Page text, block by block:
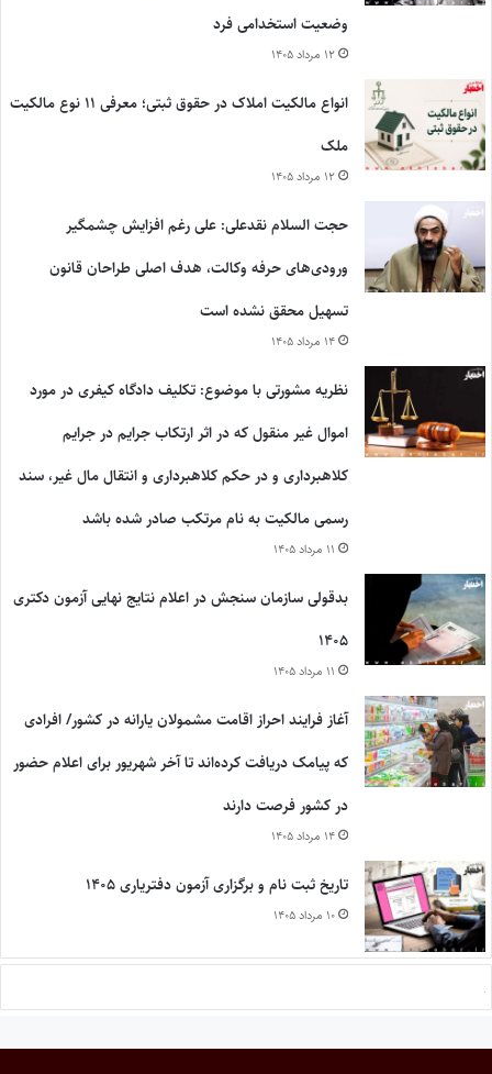
وضعیت استخدامی فرد
۱۲ مرداد ۱۴۰۵
انواع مالکیت املاک در حقوق ثبتی؛ معرفی ۱۱ نوع مالکیت
ملک
۱۲ مرداد ۱۴۰۵
حجت السلام نقدعلی: علی رغم افزایش چشمگیر
ورودی‌های حرفه وکالت، هدف اصلی طراحان قانون
تسهیل محقق نشده است
۱۴ مرداد ۱۴۰۵
نظریه مشورتی با موضوع: تکلیف دادگاه کیفری در مورد
اموال غیر منقول که در اثر ارتکاب جرایم در جرایم
کلاهبرداری و در حکم کلاهبرداری و انتقال مال غیر، سند
رسمی مالکیت به نام مرتکب صادر شده باشد
۱۱ مرداد ۱۴۰۵
بدقولی سازمان سنجش در اعلام نتایج نهایی آزمون دکتری
۱۴۰۵
۱۱ مرداد ۱۴۰۵
آغاز فرایند احراز اقامت مشمولان یارانه در کشور/ افرادی
که پیامک دریافت کرده‌اند تا آخر شهریور برای اعلام حضور
در کشور فرصت دارند
۱۴ مرداد ۱۴۰۵
تاریخ ثبت نام و برگزاری آزمون دفتریاری ۱۴۰۵
۱۰ مرداد ۱۴۰۵